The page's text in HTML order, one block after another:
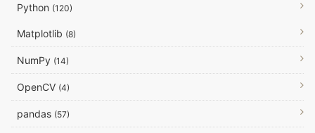
Python (120)
Matplotlib (8)
NumPy (14)
OpenCV (4)
pandas (57)